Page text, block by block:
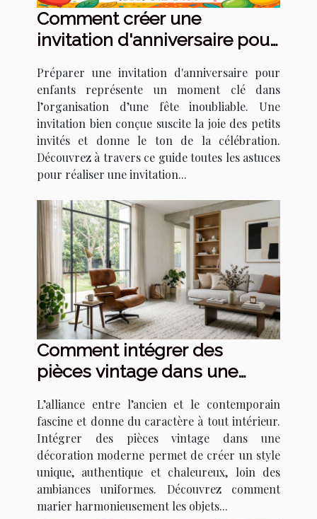
Comment créer une
invitation d'anniversaire pour
Préparer une invitation d'anniversaire pour
enfants représente un moment clé dans
l’organisation d’une fête inoubliable. Une
invitation bien conçue suscite la joie des petits
invités et donne le ton de la célébration.
Découvrez à travers ce guide toutes les astuces
pour réaliser une invitation...
Comment intégrer des
pièces vintage dans une
L’alliance entre l’ancien et le contemporain
fascine et donne du caractère à tout intérieur.
Intégrer des pièces vintage dans une
décoration moderne permet de créer un style
unique, authentique et chaleureux, loin des
ambiances uniformes. Découvrez comment
marier harmonieusement les objets...